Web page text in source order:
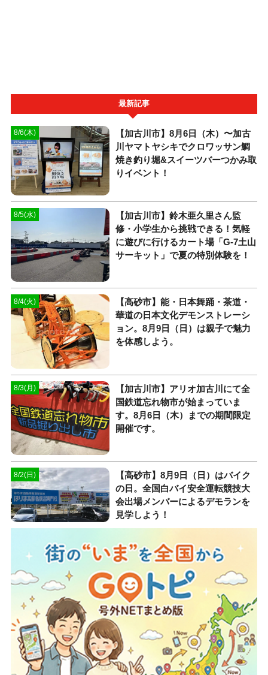
最新記事
8/6(木)
【加古川市】8月6日（木）〜加古
川ヤマトヤシキでクロワッサン鯛
焼き釣り堀&スイーツバーつかみ取
りイベント！
8/5(水)
【加古川市】鈴木亜久里さん監
修・小学生から挑戦できる！気軽
に遊びに行けるカート場「G-7土山
サーキット」で夏の特別体験を！
8/4(火)
【高砂市】能・日本舞踊・茶道・
華道の日本文化デモンストレーシ
ョン。8月9日（日）は親子で魅力
を体感しよう。
8/3(月)
【加古川市】アリオ加古川にて全
国鉄道忘れ物市が始まっていま
す。8月6日（木）までの期間限定
開催です。
8/2(日)
【高砂市】8月9日（日）はバイク
の日。全国白バイ安全運転競技大
会出場メンバーによるデモランを
見学しよう！